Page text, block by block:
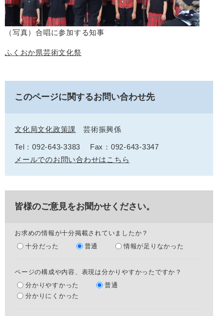
（写真）合唱に参加する知事
ふくおか県芸術文化祭
このページに関するお問い合わせ先
文化局文化政策課 芸術振興係
Tel：092-643-3383
Fax：092-643-3347
メールでのお問い合わせはこちら
皆様のご意見をお聞かせください。
お求めの情報が十分掲載されていましたか？
十分だった
普通 情報が足りなかった
ページの構成や内容、表現は分かりやすかったですか？
分かりやすかった
普通
分かりにくかった